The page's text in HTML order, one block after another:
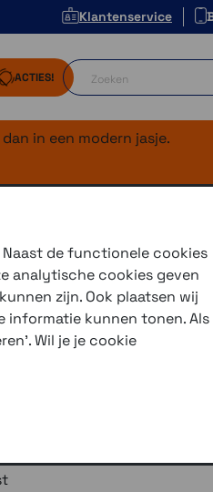
Klantenservice
ACTIES!
in een modern jasje.
met Apple CarPlay/
en berichten, en is
de functionele cookies
analytische cookies geven
zijn. Ook plaatsen wij
informatie kunnen tonen. Als
Wil je je cookie